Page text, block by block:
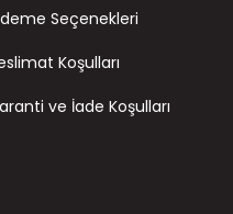
Seçenekleri
Koşulları
ve İade Koşulları